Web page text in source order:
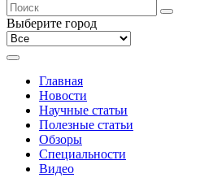
Выберите город
Главная
Новости
Научные статьи
Полезные статьи
Обзоры
Специальности
Видео